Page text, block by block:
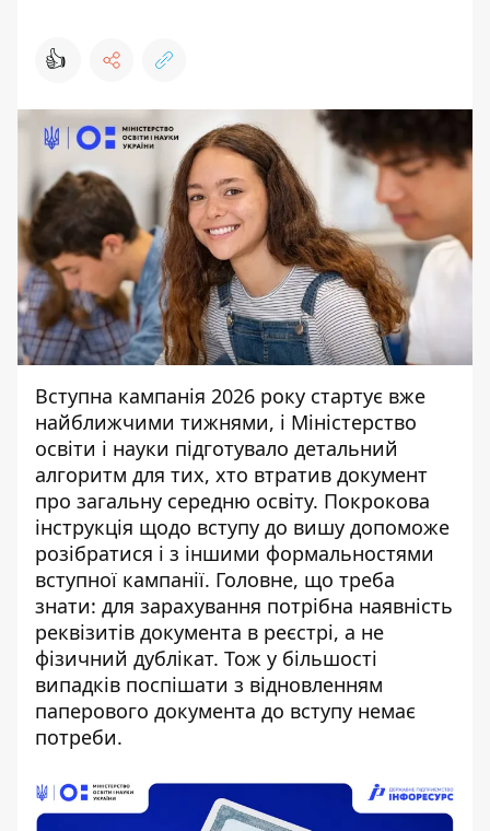
👍
Вступна кампанія 2026 року стартує вже
найближчими тижнями, і Міністерство
освіти і науки підготувало детальний
алгоритм для тих, хто втратив документ
про загальну середню освіту. Покрокова
інструкція щодо вступу до вишу допоможе
розібратися і з іншими формальностями
вступної кампанії. Головне, що треба
знати: для зарахування потрібна наявність
реквізитів документа в реєстрі, а не
фізичний дублікат. Тож у більшості
випадків поспішати з відновленням
паперового документа до вступу немає
потреби.